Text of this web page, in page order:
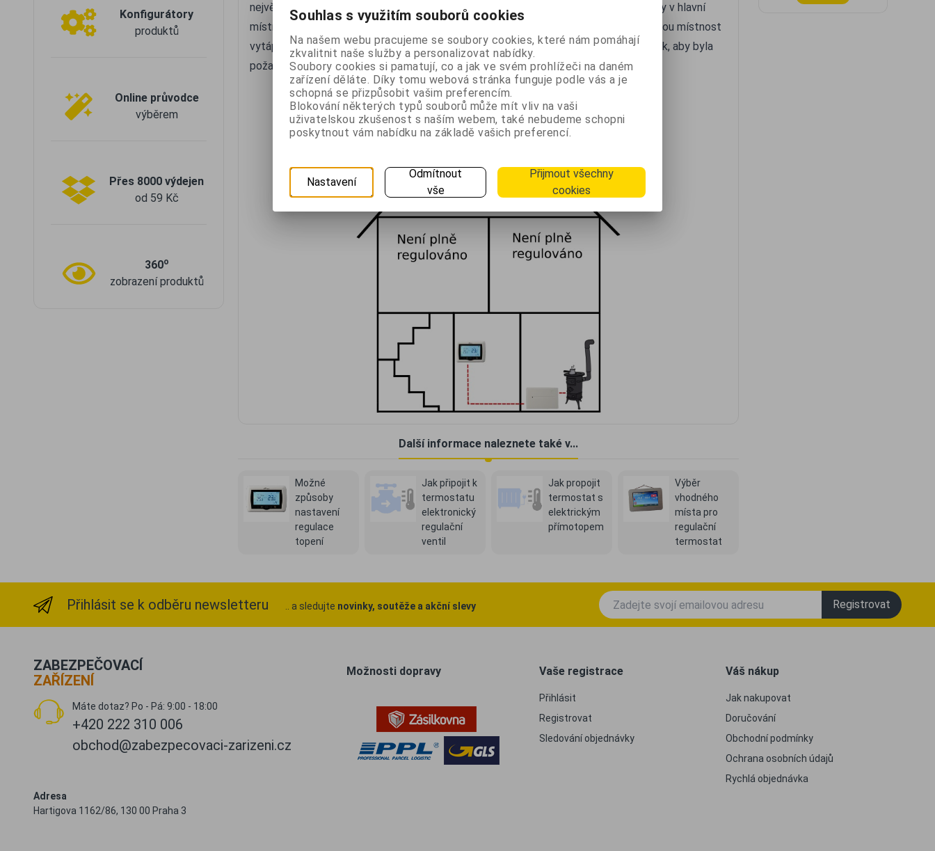
Konfigurátory
produktů
Online průvodce
výběrem
Přes 8000 výdejen
od 59 Kč
360o
zobrazení produktů
největší nevýhoda této regulace. Teplota v ostatních místnostech se řídí dle teploty v hlavní
místnosti. Pokud je například v hlavní místnosti dost teplo a v jiné zima, nelze studenou místnost
vytápět, dokud termostat v hlavní místnosti neaktivuje kotel. Naladit celý systém tak, aby byla
požadovaná teplota ve všech místnostech, je prakticky nemožné.
Schéma zapojení ovládání topného tělesa termostatem
Další informace naleznete také v...
Možné
způsoby
nastavení
regulace
topení
Jak připojit k
termostatu
elektronický
regulační
ventil
Jak propojit
termostat s
elektrickým
přímotopem
Výběr
vhodného
místa pro
regulační
termostat
Přihlásit se k odběru newsletteru .. a sledujte novinky, soutěže a akční slevy Registrovat
ZABEZPEČOVACÍ
ZAŘÍZENÍ
Máte dotaz? Po - Pá: 9:00 - 18:00
+420 222 310 006
obchod@zabezpecovaci-zarizeni.cz
Adresa
Hartigova 1162/86, 130 00 Praha 3
Možnosti dopravy Vaše registrace
Přihlásit
Registrovat
Sledování objednávky
Váš nákup
Jak nakupovat
Doručování
Obchodní podmínky
Ochrana osobních údajů
Rychlá objednávka
Souhlas s využitím souborů cookies
Na našem webu pracujeme se soubory cookies, které nám pomáhají
zkvalitnit naše služby a personalizovat nabídky.
Soubory cookies si pamatují, co a jak ve svém prohlížeči na daném
zařízení děláte. Díky tomu webová stránka funguje podle vás a je
schopná se přizpůsobit vašim preferencím.
Blokování některých typů souborů může mít vliv na vaši
uživatelskou zkušenost s naším webem, také nebudeme schopni
poskytnout vám nabídku na základě vašich preferencí.
Nastavení
Odmítnout
vše
Přijmout všechny
cookies